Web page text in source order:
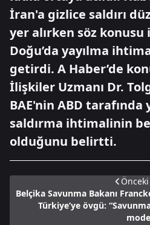
İran'a gizlice saldırı
yer alırken söz konusu
Doğu’da yayılma
getirdi. A Haber’de
İlişkiler Uzmanı Dr.
BAE'nin ABD
saldırma ihtimalinin
olduğunu belirtti.
Belçika Savunma Bakanı
Türkiye’ye övgü: